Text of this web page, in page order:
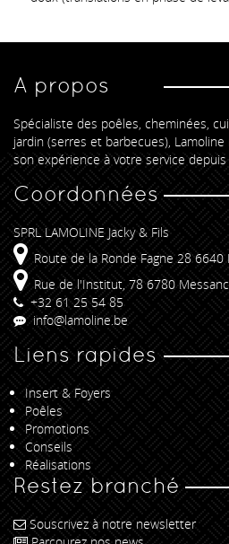
A propos
Spécialiste des poêles, cheminées,
jardin (serres et barbecues),
son expérience à votre service depuis
Coordonnées
SPRL LAMOLINE Jacky & Fils
Route de la Ronde Fagne 28 6640
Rue de l'Institut, 78 6780
+32 61 25 54 85
info@lamoline.be
Liens rapides
Insert & Foyers
Poêles
Promotions
Conseils
Réalisations
Restez branché
Souscrivez à notre newsletter